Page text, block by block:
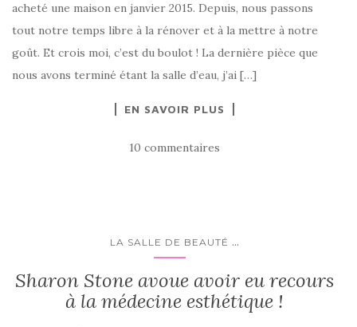
acheté une maison en janvier 2015. Depuis, nous passons
tout notre temps libre à la rénover et à la mettre à notre
goût. Et crois moi, c’est du boulot ! La dernière pièce que
nous avons terminé étant la salle d’eau, j’ai […]
EN SAVOIR PLUS
10 commentaires
LA SALLE DE BEAUTÉ ...
Sharon Stone avoue avoir eu recours
à la médecine esthétique !